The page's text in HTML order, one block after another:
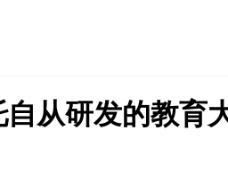
从研发的教育